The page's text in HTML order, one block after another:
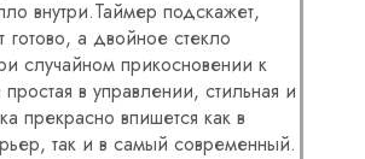
внутри.Таймер подскажет,
а двойное стекло
случайном прикосновении к
в управлении, стильная и
прекрасно впишется как в
так и в самый современный.